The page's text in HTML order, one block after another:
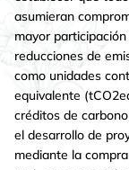
asumieran
mayor
reducciones de
como unidades
equivalente
créditos de
el desarrollo de
mediante la